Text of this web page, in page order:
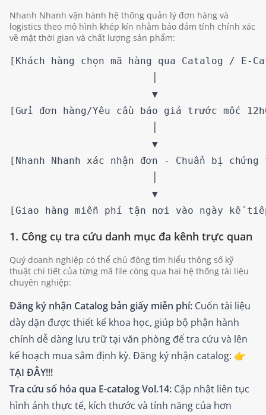
Nhanh Nhanh vận hành hệ thống quản lý đơn hàng và
logistics theo mô hình khép kín nhằm bảo đảm tính chính xác
về mặt thời gian và chất lượng sản phẩm:
[Khách hàng chọn mã hàng qua Catalog / E-
                        ▼
[Gửi đơn hàng/Yêu cầu báo giá trước mốc
                        ▼
[Nhanh Nhanh xác nhận đơn - Chuẩn bị
                        ▼
1. Công cụ tra cứu danh mục đa kênh trực quan
Quý doanh nghiệp có thể chủ động tìm hiểu thông số kỹ
thuật chi tiết của từng mã file còng qua hai hệ thống tài liệu
chuyên nghiệp:
Đăng ký nhận Catalog bản giấy miễn phí: Cuốn tài liệu
dày dặn được thiết kế khoa học, giúp bộ phận hành
chính dễ dàng lưu trữ tại văn phòng để tra cứu và lên
kế hoạch mua sắm định kỳ. Đăng ký nhận catalog: 👉
TẠI ĐÂY!!!
Tra cứu số hóa qua E-catalog Vol.14: Cập nhật liên tục
hình ảnh thực tế, kích thước và tính năng của hơn